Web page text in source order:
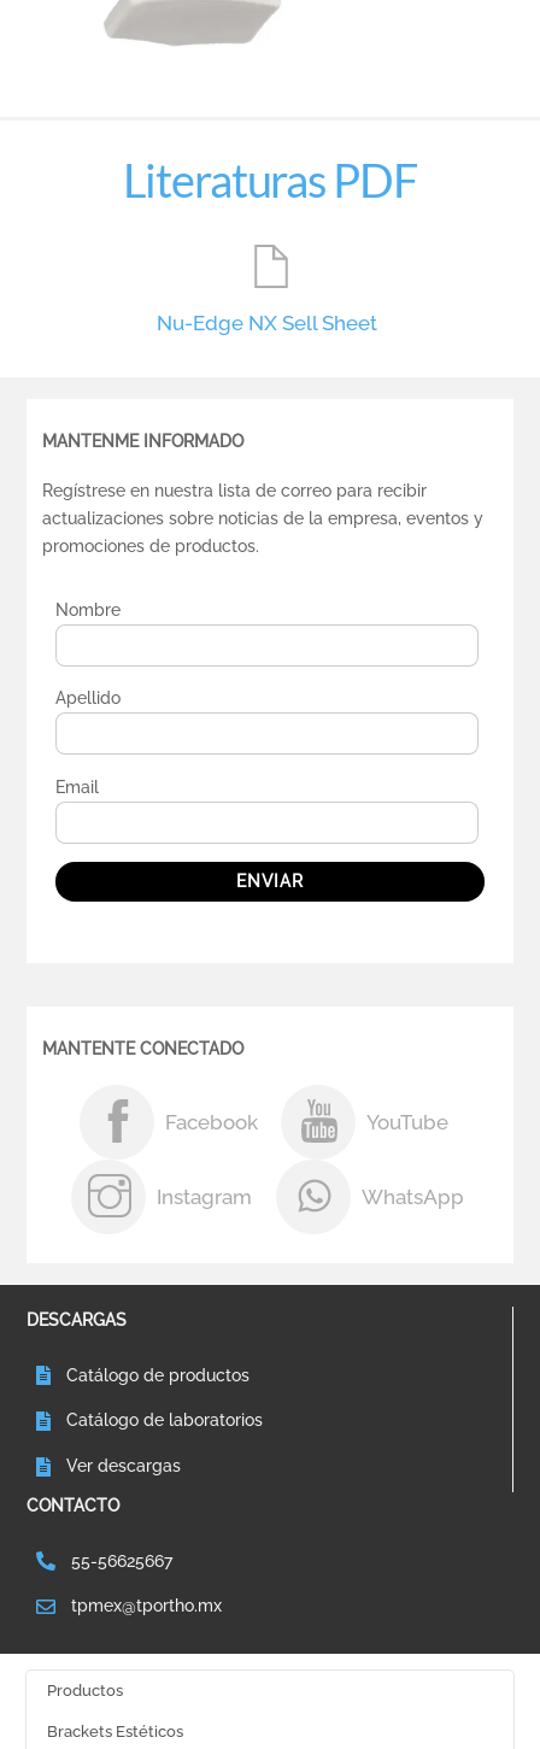
Literaturas PDF
Nu-Edge NX Sell Sheet
MANTENME INFORMADO
Regístrese en nuestra lista de correo para recibir
actualizaciones sobre noticias de la empresa, eventos y
promociones de productos.
Nombre
Apellido
Email
ENVIAR
MANTENTE CONECTADO
Facebook YouTube
Instagram WhatsApp
DESCARGAS
Catálogo de productos
Catálogo de laboratorios
Ver descargas
CONTACTO
55-56625667
tpmex@tportho.mx
Productos
Brackets Estéticos